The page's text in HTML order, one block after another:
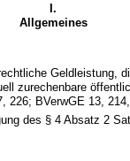
I.
Allgemeines
Geldleistung,
zurechenbare
226; BVerwGE 13,
des § 4 Absatz 2